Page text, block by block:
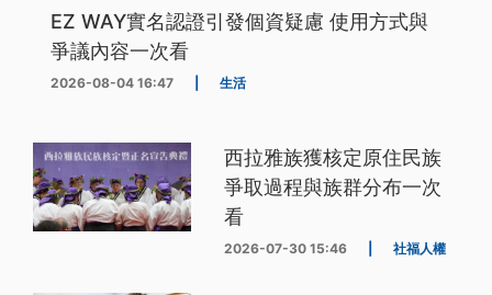
EZ WAY實名認證引發個資疑慮 使用方式與
爭議內容一次看
2026-08-04 16:47 生活
西拉雅族獲核定原住民族
爭取過程與族群分布一次
看
2026-07-30 15:46 社福人權